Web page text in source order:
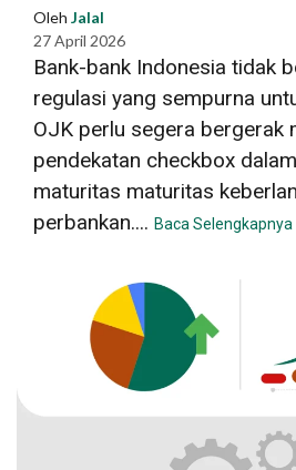
Oleh Jalal
27 April 2026
Bank-bank Indonesia tidak
regulasi yang sempurna
OJK perlu segera bergerak
pendekatan checkbox
maturitas maturitas
perbankan.... Baca Selengkapnya